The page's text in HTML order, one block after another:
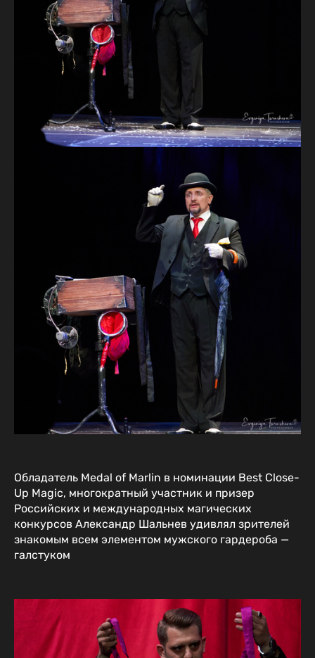
Обладатель Medal of Marlin в номинации Best Close-
Up Magic, многократный участник и призер
Российских и международных магических
конкурсов Александр Шальнев удивлял зрителей
знакомым всем элементом мужского гардероба —
галстуком